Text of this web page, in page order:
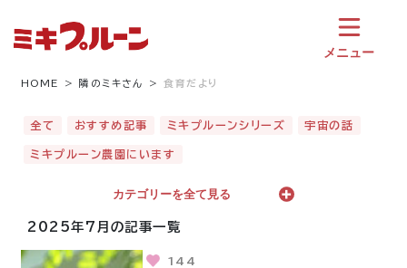
メニュー
HOME 隣のミキさん 食育だより
全て おすすめ記事 ミキプルーンシリーズ 宇宙の話
ミキプルーン農園にいます
カテゴリーを全て見る
2025年7月の記事一覧
144